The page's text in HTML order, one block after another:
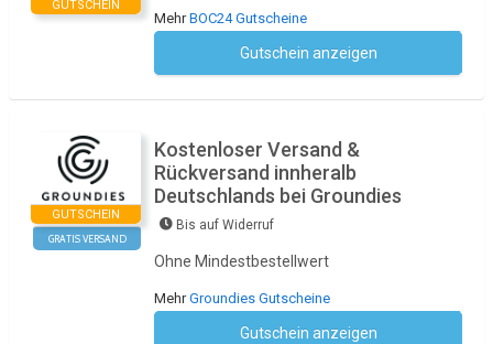
GUTSCHEIN
MehrBOC24 Gutscheine
Gutschein anzeigen
GUTSCHEIN
GRATIS VERSAND
Kostenloser Versand &
Rückversand innheralb
Deutschlands bei Groundies
Bis auf Widerruf
Ohne Mindestbestellwert
MehrGroundies Gutscheine
Gutschein anzeigen